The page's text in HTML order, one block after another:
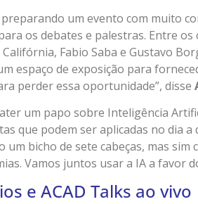
preparando um evento com muito
os debates e palestras. Entre
Fabio Saba e Gustavo
espaço de exposição para
perder essa oportunidade”, disse
um papo sobre Inteligência
que podem ser aplicadas no dia
um bicho de sete cabeças, mas
Vamos juntos usar a IA a favor
e ACAD Talks ao vivo